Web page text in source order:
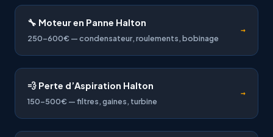
🔧 Moteur en Panne Halton
250-600€ — condensateur, roulements, bobinage
→
💨 Perte d’Aspiration Halton
150-500€ — filtres, gaines, turbine
→